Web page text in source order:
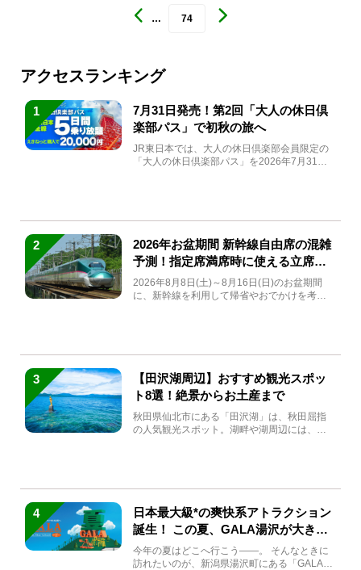
… 74
アクセスランキング
1
7月31日発売！第2回「大人の休日倶
楽部パス」で初秋の旅へ
JR東日本では、大人の休日倶楽部会員限定の
「大人の休日倶楽部パス」を2026年7月31日
2
2026年お盆期間 新幹線自由席の混雑
予測！指定席満席時に使える立席特
急券も解説
2026年8月8日(土)～8月16日(日)のお盆期間
に、新幹線を利用して帰省やおでかけを考え
3
【田沢湖周辺】おすすめ観光スポッ
ト8選！絶景からお土産まで
秋田県仙北市にある「田沢湖」は、秋田屈指
の人気観光スポット。湖畔や湖周辺には、田
4
日本最大級*の爽快系アトラクション
誕生！ この夏、GALA湯沢が大きく
生まれ変わる
今年の夏はどこへ行こう――。 そんなときに
訪れたいのが、新潟県湯沢町にある「GALA湯